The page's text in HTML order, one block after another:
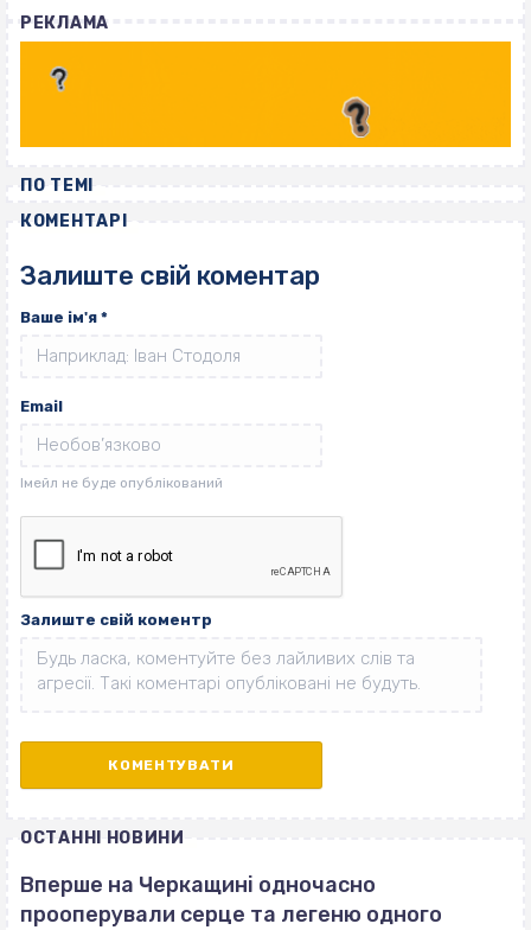
РЕКЛАМА
ПО ТЕМІ
КОМЕНТАРІ
Залиште свій коментар
Ваше ім'я *
Email
Залиште свій коментр
ОСТАННІ НОВИНИ
Вперше на Черкащині одночасно
прооперували серце та легеню одного